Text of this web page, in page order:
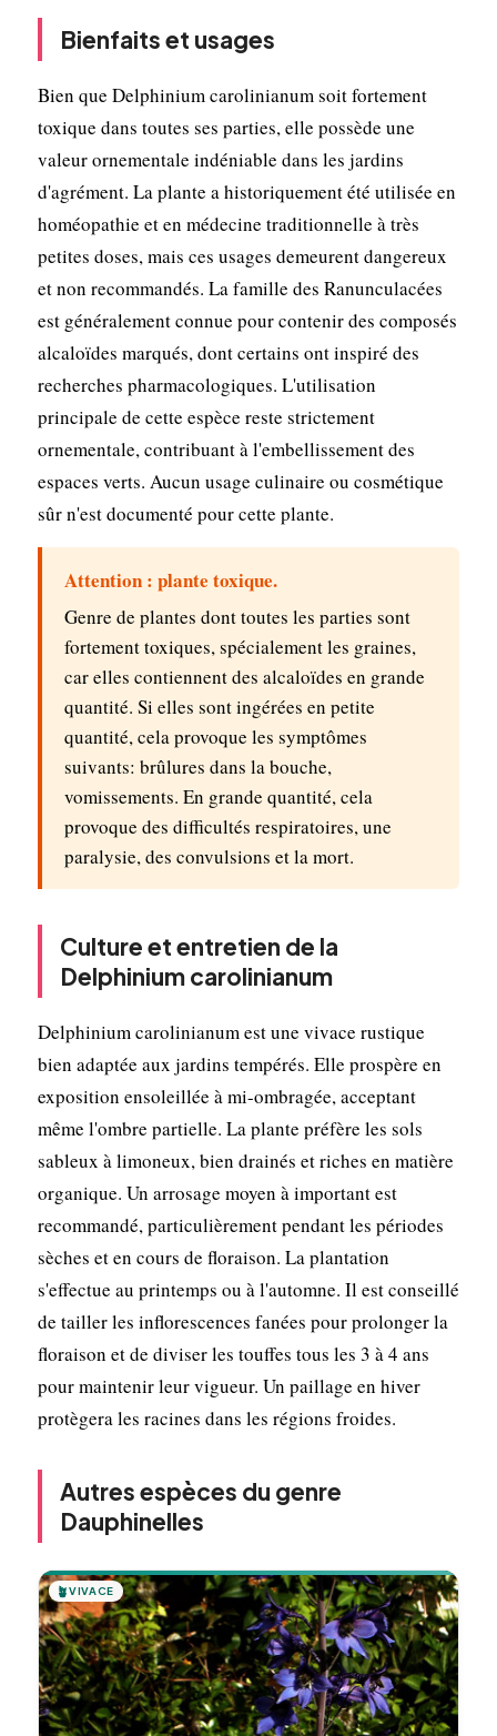
Bienfaits et usages
Bien que Delphinium carolinianum soit fortement
toxique dans toutes ses parties, elle possède une
valeur ornementale indéniable dans les jardins
d'agrément. La plante a historiquement été utilisée en
homéopathie et en médecine traditionnelle à très
petites doses, mais ces usages demeurent dangereux
et non recommandés. La famille des Ranunculacées
est généralement connue pour contenir des composés
alcaloïdes marqués, dont certains ont inspiré des
recherches pharmacologiques. L'utilisation
principale de cette espèce reste strictement
ornementale, contribuant à l'embellissement des
espaces verts. Aucun usage culinaire ou cosmétique
sûr n'est documenté pour cette plante.
Attention : plante toxique.
Genre de plantes dont toutes les parties sont
fortement toxiques, spécialement les graines,
car elles contiennent des alcaloïdes en grande
quantité. Si elles sont ingérées en petite
quantité, cela provoque les symptômes
suivants: brûlures dans la bouche,
vomissements. En grande quantité, cela
provoque des difficultés respiratoires, une
paralysie, des convulsions et la mort.
Culture et entretien de la
Delphinium carolinianum
Delphinium carolinianum est une vivace rustique
bien adaptée aux jardins tempérés. Elle prospère en
exposition ensoleillée à mi-ombragée, acceptant
même l'ombre partielle. La plante préfère les sols
sableux à limoneux, bien drainés et riches en matière
organique. Un arrosage moyen à important est
recommandé, particulièrement pendant les périodes
sèches et en cours de floraison. La plantation
s'effectue au printemps ou à l'automne. Il est conseillé
de tailler les inflorescences fanées pour prolonger la
floraison et de diviser les touffes tous les 3 à 4 ans
pour maintenir leur vigueur. Un paillage en hiver
protègera les racines dans les régions froides.
Autres espèces du genre
Dauphinelles
🪴VIVACE